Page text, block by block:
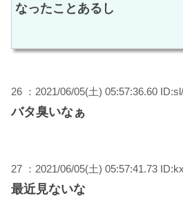
なったことあるし
26 ：2021/06/05(土) 05:57:36.60
バタ臭いなぁ
27 ：2021/06/05(土) 05:57:41.73
最近見ないな